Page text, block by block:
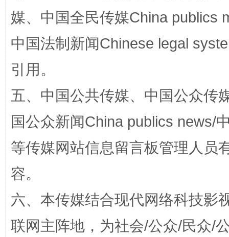
媒、中国全民传媒China publics
中国法制新闻Chinese legal
引用。
五、中国公共传媒、中国公众传
国公众新闻China publics news/
等传媒网站信息留言板管理人员
容。
六、本传媒结合现代网络科技影
联网主阵地，为社会/公众/民众/